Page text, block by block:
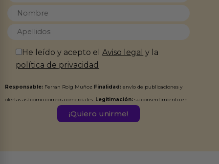
He leído y acepto elAviso legal y la
política de privacidad
Responsable: Ferran Roig Muñoz Finalidad: envío de publicaciones y
ofertas así como correos comerciales. Legitimación: su consentimiento en
Destinatarios:Ferran Roig Muñoz. Podrás ejercer tus